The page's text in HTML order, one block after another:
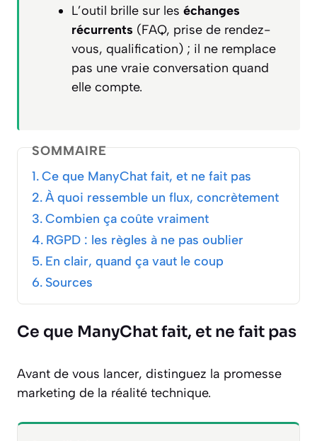
L’outil brille sur les échanges
récurrents (FAQ, prise de rendez-
vous, qualification) ; il ne remplace
pas une vraie conversation quand
elle compte.
SOMMAIRE
Ce que ManyChat fait, et ne fait pas
À quoi ressemble un flux, concrètement
Combien ça coûte vraiment
RGPD : les règles à ne pas oublier
En clair, quand ça vaut le coup
Sources
Ce que ManyChat fait, et ne fait pas
Avant de vous lancer, distinguez la promesse
marketing de la réalité technique.